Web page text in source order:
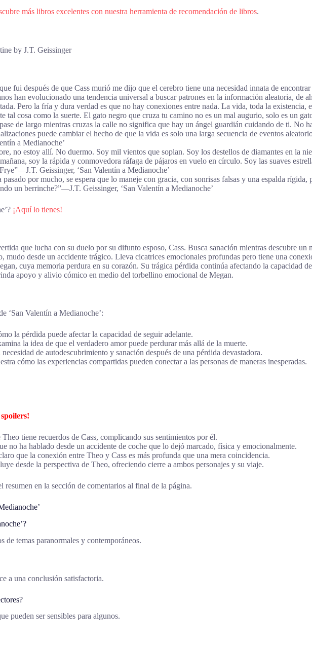
más libros excelentes con nuestra herramienta de recomendación de libros.
fui después de que Cass murió me dijo que el cerebro tiene una necesidad innata de
han evolucionado una tendencia universal a buscar patrones en la información aleatoria, de
Pero la fría y dura verdad es que no hay conexiones entre nada. La vida, toda la
tal cosa como la suerte. El gato negro que cruza tu camino no es un mal augurio, solo es un
de largo mientras cruzas la calle no significa que hay un ángel guardián cuidando de ti. No
puede cambiar el hecho de que la vida es solo una larga secuencia de eventos
a Medianoche’
no estoy allí. No duermo. Soy mil vientos que soplan. Soy los destellos de diamantes en la
soy la rápida y conmovedora ráfaga de pájaros en vuelo en círculo. Soy las suaves
Geissinger, ‘San Valentín a Medianoche’
por mucho, se espera que lo maneje con gracia, con sonrisas falsas y una espalda
un berrinche?”―J.T. Geissinger, ‘San Valentín a Medianoche’
¡Aquí lo tienes!
que lucha con su duelo por su difunto esposo, Cass. Busca sanación mientras descubre un
mudo desde un accidente trágico. Lleva cicatrices emocionales profundas pero tiene una
cuya memoria perdura en su corazón. Su trágica pérdida continúa afectando la capacidad
apoyo y alivio cómico en medio del torbellino emocional de Megan.
‘San Valentín a Medianoche’:
la pérdida puede afectar la capacidad de seguir adelante.
la idea de que el verdadero amor puede perdurar más allá de la muerte.
necesidad de autodescubrimiento y sanación después de una pérdida devastadora.
cómo las experiencias compartidas pueden conectar a las personas de maneras inesperadas.
Theo tiene recuerdos de Cass, complicando sus sentimientos por él.
no ha hablado desde un accidente de coche que lo dejó marcado, física y emocionalmente.
que la conexión entre Theo y Cass es más profunda que una mera coincidencia.
desde la perspectiva de Theo, ofreciendo cierre a ambos personajes y su viaje.
resumen en la sección de comentarios al final de la página.
de temas paranormales y contemporáneos.
a una conclusión satisfactoria.
pueden ser sensibles para algunos.